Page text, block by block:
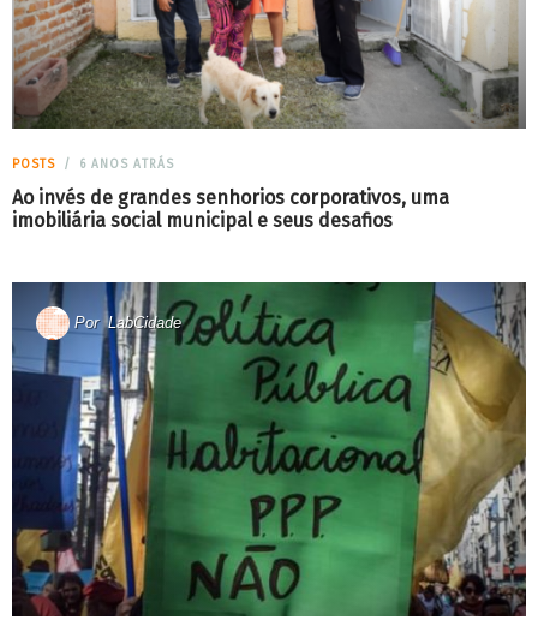
POSTS 6 ANOS ATRÁS
Ao invés de grandes senhorios corporativos, uma
imobiliária social municipal e seus desafios
PorLabCidade